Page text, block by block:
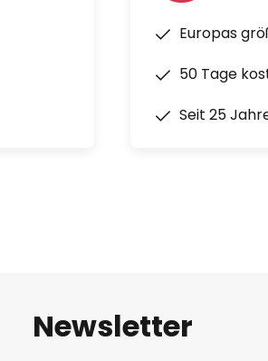
Reihe von
Europas
50 Tage
Seit 25
Newsletter